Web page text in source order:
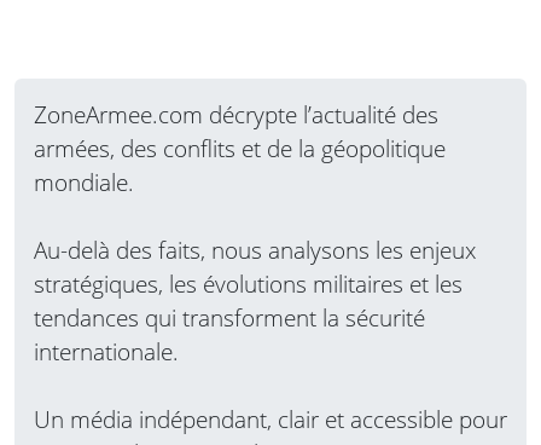
ZoneArmee.com décrypte l’actualité des
armées, des conflits et de la géopolitique
mondiale.
Au-delà des faits, nous analysons les enjeux
stratégiques, les évolutions militaires et les
tendances qui transforment la sécurité
internationale.
Un média indépendant, clair et accessible pour